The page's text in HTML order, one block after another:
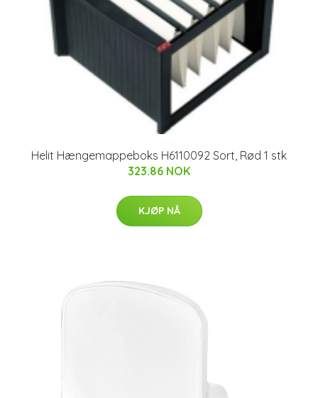
Helit Hængemappeboks H6110092 Sort, Rød 1 stk
323.86 NOK
KJØP NÅ